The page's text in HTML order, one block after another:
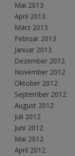
Mai 2013
April 2013
März 2013
Februar 2013
Januar 2013
Dezember 2012
November 2012
Oktober 2012
September 2012
August 2012
Juli 2012
Juni 2012
Mai 2012
April 2012